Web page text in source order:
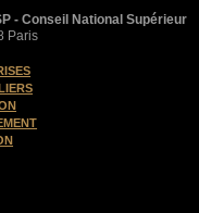
- Conseil National Supérieur
Paris